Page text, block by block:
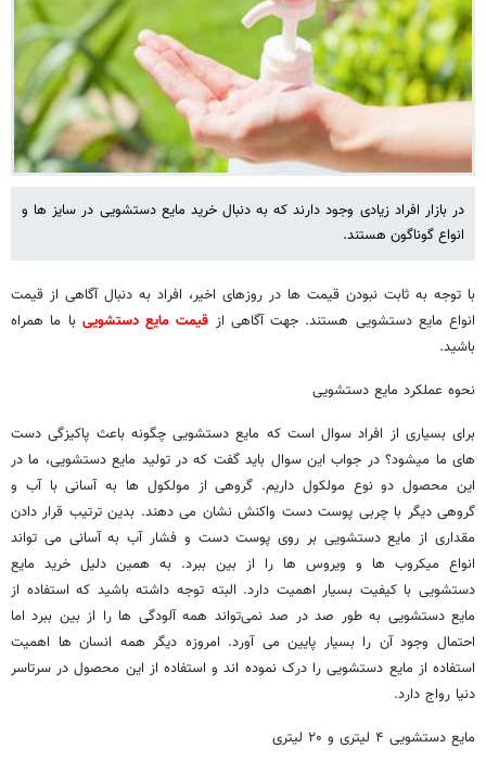
در بازار افراد زیادی وجود دارند که به دنبال خرید مایع دستشویی در سایز ها و
انواع گوناگون هستند.
با توجه به ثابت نبودن قیمت ها در روزهای اخیر، افراد به دنبال آگاهی از قیمت
انواع مایع دستشویی هستند. جهت آگاهی از قیمت مایع دستشویی با ما همراه
باشید.
نحوه عملکرد مایع دستشویی
برای بسیاری از افراد سوال است که مایع دستشویی چگونه باعث پاکیزگی دست
های ما میشود؟ در جواب این سوال باید گفت که در تولید مایع دستشویی، ما در
این محصول دو نوع مولکول داریم. گروهی از مولکول ها به آسانی با آب و
گروهی دیگر با چربی پوست دست واکنش نشان می دهند. بدین ترتیب قرار دادن
مقداری از مایع دستشویی بر روی پوست دست و فشار آب به آسانی می تواند
انواع میکروب ها و ویروس ها را از بین ببرد. به همین دلیل خرید مایع
دستشویی با کیفیت بسیار اهمیت دارد. البته توجه داشته باشید که استفاده از
مایع دستشویی به طور صد در صد نمی‌تواند همه آلودگی ها را از بین ببرد اما
احتمال وجود آن را بسیار پایین می آورد. امروزه دیگر همه انسان ها اهمیت
استفاده از مایع دستشویی را درک نموده اند و استفاده از این محصول در سرتاسر
دنیا رواج دارد.
مایع دستشویی ۴ لیتری و ۲۰ لیتری